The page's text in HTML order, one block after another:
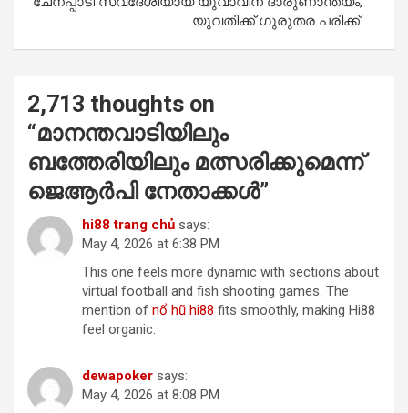
യുവതിക്ക് ഗുരുതര പരിക്ക്.
2,713 thoughts on
“മാനന്തവാടിയിലും
ബത്തേരിയിലും മത്സരിക്കുമെന്ന്
ജെആര്‍പി നേതാക്കള്‍”
hi88 trang chủ says:
May 4, 2026 at 6:38 PM
This one feels more dynamic with sections about
virtual football and fish shooting games. The
mention of nổ hũ hi88 fits smoothly, making Hi88
feel organic.
dewapoker says:
May 4, 2026 at 8:08 PM